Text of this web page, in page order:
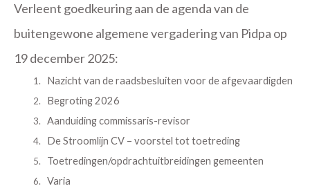
Verleent goedkeuring aan de agenda van de
buitengewone algemene vergadering van Pidpa op
19 december 2025:
Nazicht van de raadsbesluiten voor de afgevaardigden
Begroting 2026
Aanduiding commissaris-revisor
De Stroomlijn CV – voorstel tot toetreding
Toetredingen/opdrachtuitbreidingen gemeenten
Varia